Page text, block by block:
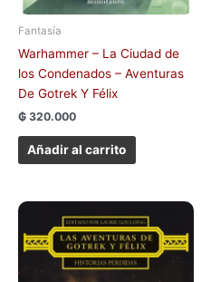
Fantasía
Warhammer – La Ciudad de
los Condenados – Aventuras
De Gotrek Y Félix
₲ 320.000
Añadir al carrito